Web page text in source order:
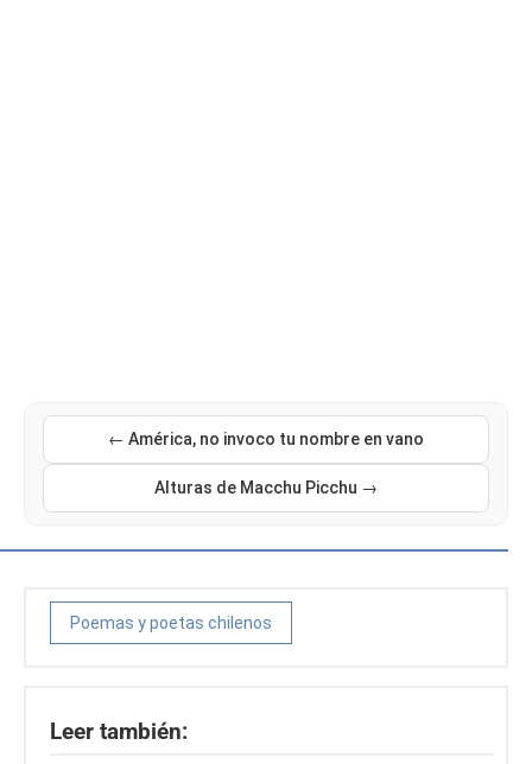
← América, no invoco tu nombre en vano
Alturas de Macchu Picchu →
Poemas y poetas chilenos
Leer también: